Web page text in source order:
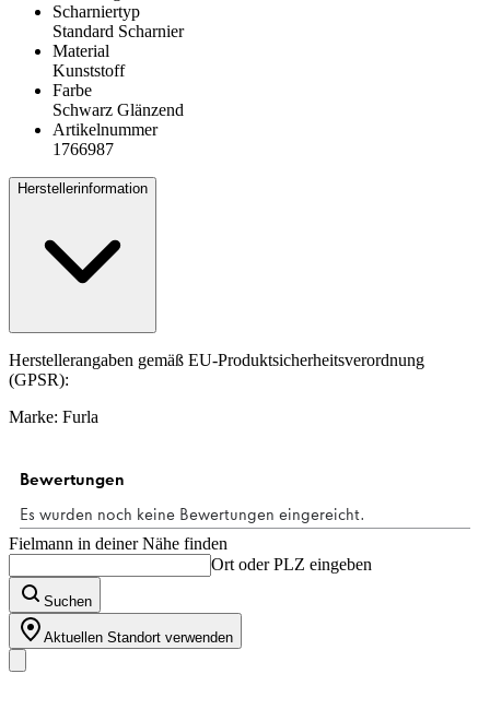
Scharniertyp
Standard Scharnier
Material
Kunststoff
Farbe
Schwarz Glänzend
Artikelnummer
1766987
Herstellerinformation
Herstellerangaben gemäß EU-Produktsicherheitsverordnung
(GPSR):
Marke: Furla
Fielmann in deiner Nähe finden
Ort oder PLZ eingeben
Suchen
Aktuellen Standort verwenden